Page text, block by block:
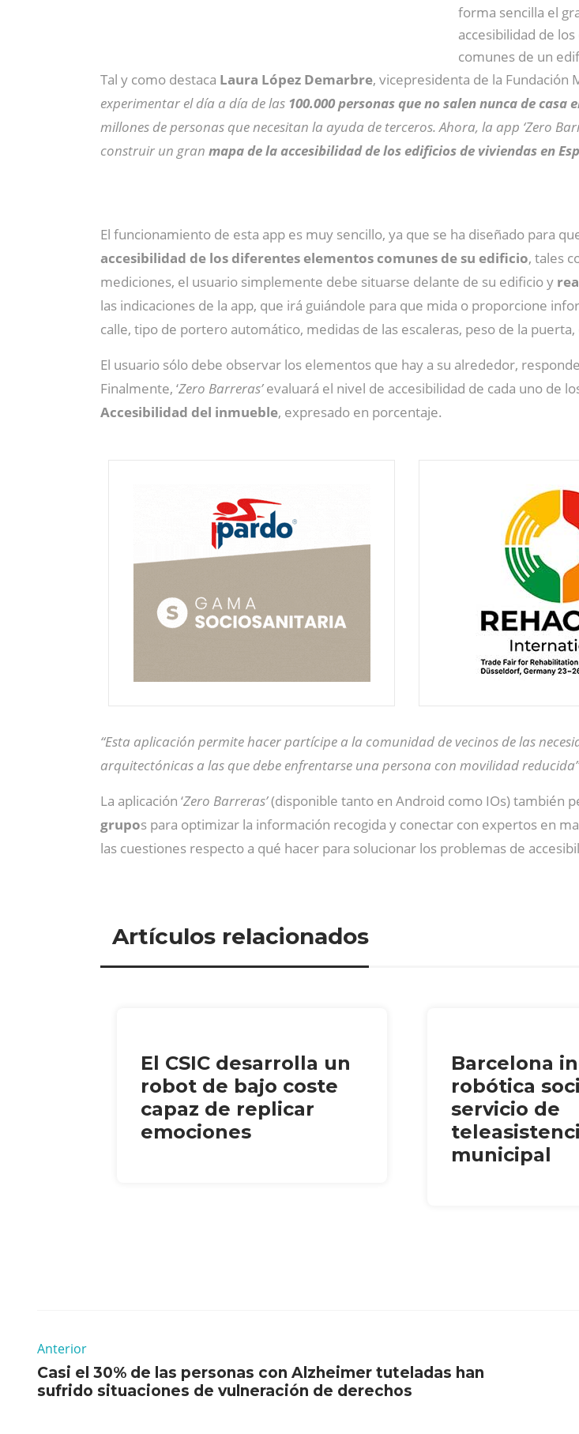
forma sencilla el
accesibilidad de
comunes de un
Tal y como destaca Laura López Demarbre, vicepresidenta de la Fundación
experimentar el día a día de las 100.000 personas que no salen nunca de
millones de personas que necesitan la ayuda de terceros. Ahora, la app ‘Zero
construir un gran mapa de la accesibilidad de los edificios de viviendas en
El funcionamiento de esta app es muy sencillo, ya que se ha diseñado para
accesibilidad de los diferentes elementos comunes de su edificio, tales
mediciones, el usuario simplemente debe situarse delante de su edificio y
las indicaciones de la app, que irá guiándole para que mida o proporcione
calle, tipo de portero automático, medidas de las escaleras, peso de la
El usuario sólo debe observar los elementos que hay a su alrededor,
Finalmente, ‘Zero Barreras’evaluará el nivel de accesibilidad de cada uno de
Accesibilidad del inmueble, expresado en porcentaje.
“Esta aplicación permite hacer partícipe a la comunidad de vecinos de las
arquitectónicas a las que debe enfrentarse una persona con movilidad reducida”
La aplicación ‘Zero Barreras’(disponible tanto en Android como IOs) también
grupos para optimizar la información recogida y conectar con expertos en
las cuestiones respecto a qué hacer para solucionar los problemas de
Artículos relacionados
El CSIC desarrolla un
robot de bajo coste
capaz de replicar
emociones
Barcelona
robótica
servicio de
municipal
Anterior
Casi el 30% de las personas con Alzheimer tuteladas han
sufrido situaciones de vulneración de derechos